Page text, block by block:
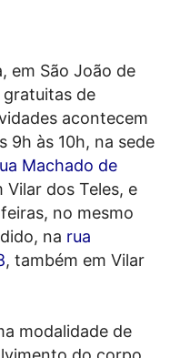
em São João de
de
acontecem
9h às 10h, na sede
Machado de
Vilar dos Teles, e
no mesmo
na rua
, também em Vilar
modalidade de